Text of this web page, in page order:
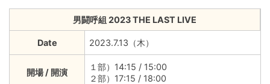
男闘呼組 2023 THE LAST LIVE
Date 2023.7.13（木）
開場 / 開演
１部）14:15 / 15:00
２部）17:15 / 18:00